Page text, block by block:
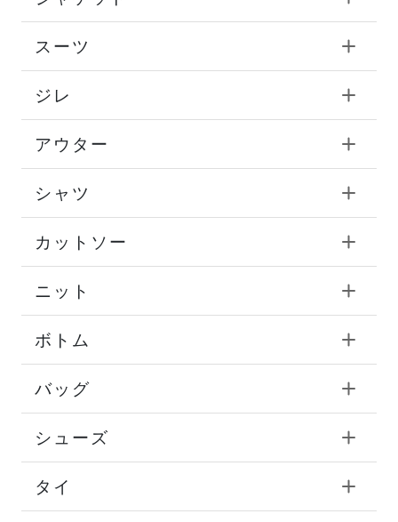
スーツ
ジレ
アウター
シャツ
カットソー
ニット
ボトム
バッグ
シューズ
タイ